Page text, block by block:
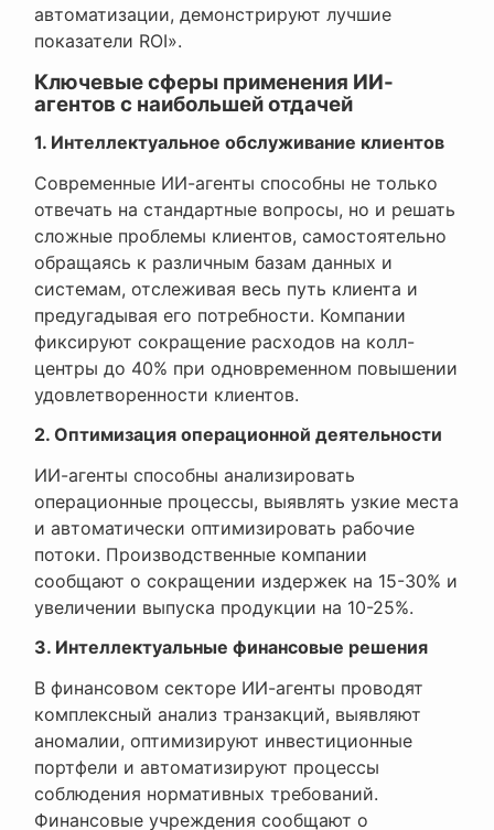
автоматизации, демонстрируют лучшие
показатели ROI».
Ключевые сферы применения ИИ-
агентов с наибольшей отдачей
1. Интеллектуальное обслуживание клиентов
Современные ИИ-агенты способны не только
отвечать на стандартные вопросы, но и решать
сложные проблемы клиентов, самостоятельно
обращаясь к различным базам данных и
системам, отслеживая весь путь клиента и
предугадывая его потребности. Компании
фиксируют сокращение расходов на колл-
центры до 40% при одновременном повышении
удовлетворенности клиентов.
2. Оптимизация операционной деятельности
ИИ-агенты способны анализировать
операционные процессы, выявлять узкие места
и автоматически оптимизировать рабочие
потоки. Производственные компании
сообщают о сокращении издержек на 15-30% и
увеличении выпуска продукции на 10-25%.
3. Интеллектуальные финансовые решения
В финансовом секторе ИИ-агенты проводят
комплексный анализ транзакций, выявляют
аномалии, оптимизируют инвестиционные
портфели и автоматизируют процессы
соблюдения нормативных требований.
Финансовые учреждения сообщают о